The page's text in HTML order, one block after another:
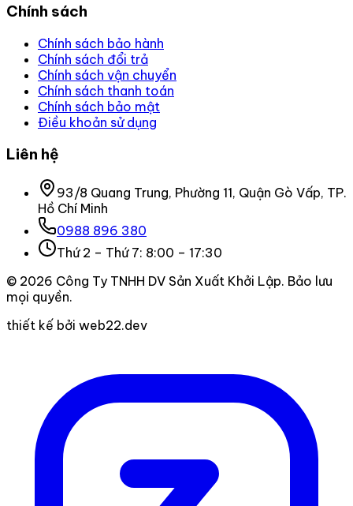
Chính sách
Chính sách bảo hành
Chính sách đổi trả
Chính sách vận chuyển
Chính sách thanh toán
Chính sách bảo mật
Điều khoản sử dụng
Liên hệ
93/8 Quang Trung, Phường 11, Quận Gò Vấp, TP.
Hồ Chí Minh
0988 896 380
Thứ 2 – Thứ 7: 8:00 – 17:30
© 2026 Công Ty TNHH DV Sản Xuất Khởi Lập. Bảo lưu
mọi quyền.
thiết kế bởi web22.dev